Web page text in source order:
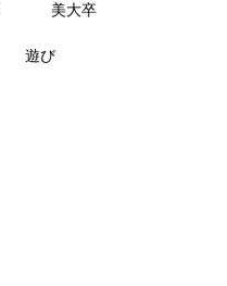
美大卒
遊び